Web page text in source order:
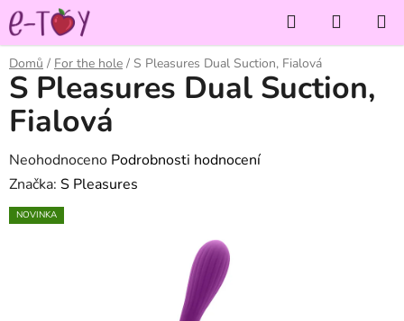
Přejít
na
obsah
Hledat
KOŠÍK
Domů / For the hole / S Pleasures Dual Suction, Fialová
S Pleasures Dual Suction,
Fialová
Průměrné
hodnocení
produktu
Neohodnoceno Podrobnosti hodnocení
Značka: S Pleasures
NOVINKA